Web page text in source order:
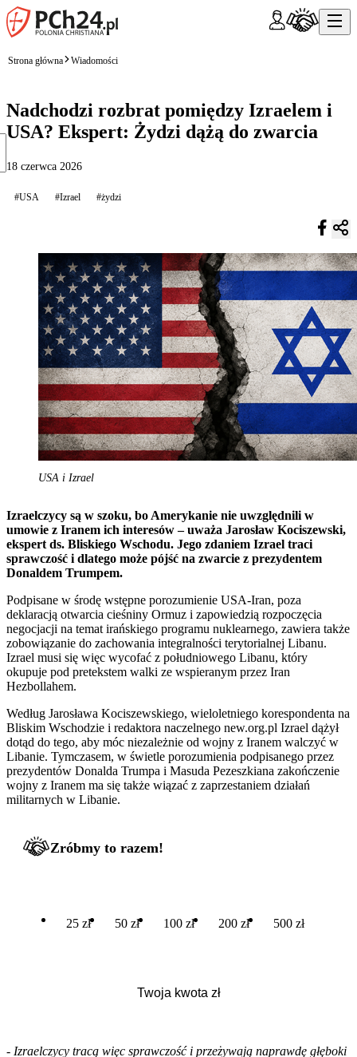
Strona główna Wiadomości
Nadchodzi rozbrat pomiędzy Izraelem i
USA? Ekspert: Żydzi dążą do zwarcia
18 czerwca 2026
#USA #Izrael #żydzi
USA i Izrael
Izraelczycy są w szoku, bo Amerykanie nie uwzględnili w
umowie z Iranem ich interesów – uważa Jarosław Kociszewski,
ekspert ds. Bliskiego Wschodu. Jego zdaniem Izrael traci
sprawczość i dlatego może pójść na zwarcie z prezydentem
Donaldem Trumpem.
Podpisane w środę wstępne porozumienie USA-Iran, poza
deklaracją otwarcia cieśniny Ormuz i zapowiedzią rozpoczęcia
negocjacji na temat irańskiego programu nuklearnego, zawiera także
zobowiązanie do zachowania integralności terytorialnej Libanu.
Izrael musi się więc wycofać z południowego Libanu, który
okupuje pod pretekstem walki ze wspieranym przez Iran
Hezbollahem.
Według Jarosława Kociszewskiego, wieloletniego korespondenta na
Bliskim Wschodzie i redaktora naczelnego new.org.pl Izrael dążył
dotąd do tego, aby móc niezależnie od wojny z Iranem walczyć w
Libanie. Tymczasem, w świetle porozumienia podpisanego przez
prezydentów Donalda Trumpa i Masuda Pezeszkiana zakończenie
wojny z Iranem ma się także wiązać z zaprzestaniem działań
militarnych w Libanie.
Zróbmy to razem!
25 zł 50 zł 100 zł 200 zł 500 zł
- Izraelczycy tracą więc sprawczość i przeżywają naprawdę głęboki